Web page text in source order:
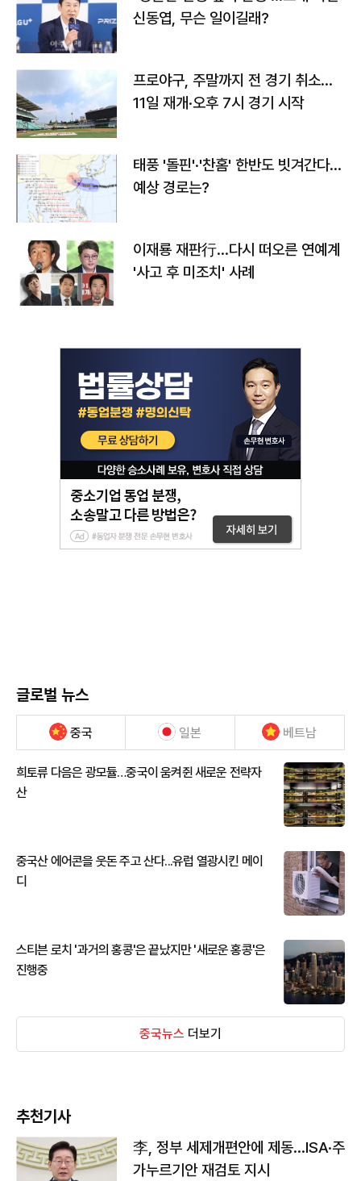
신동엽, 무슨 일이길래?
프로야구, 주말까지 전 경기 취소…
11일 재개·오후 7시 경기 시작
태풍 '돌핀'·'찬홈' 한반도 빗겨간다…
예상 경로는?
이재룡 재판行…다시 떠오른 연예계
'사고 후 미조치' 사례
글로벌 뉴스
중국 일본 베트남
희토류 다음은 광모듈…중국이 움켜쥔 새로운 전략자
산
중국산 에어콘을 웃돈 주고 산다...유럽 열광시킨 메이
디
스티븐 로치 '과거의 홍콩'은 끝났지만 '새로운 홍콩'은
진행중
중국뉴스 더보기
추천기사
李, 정부 세제개편안에 제동…ISA·주
가누르기안 재검토 지시